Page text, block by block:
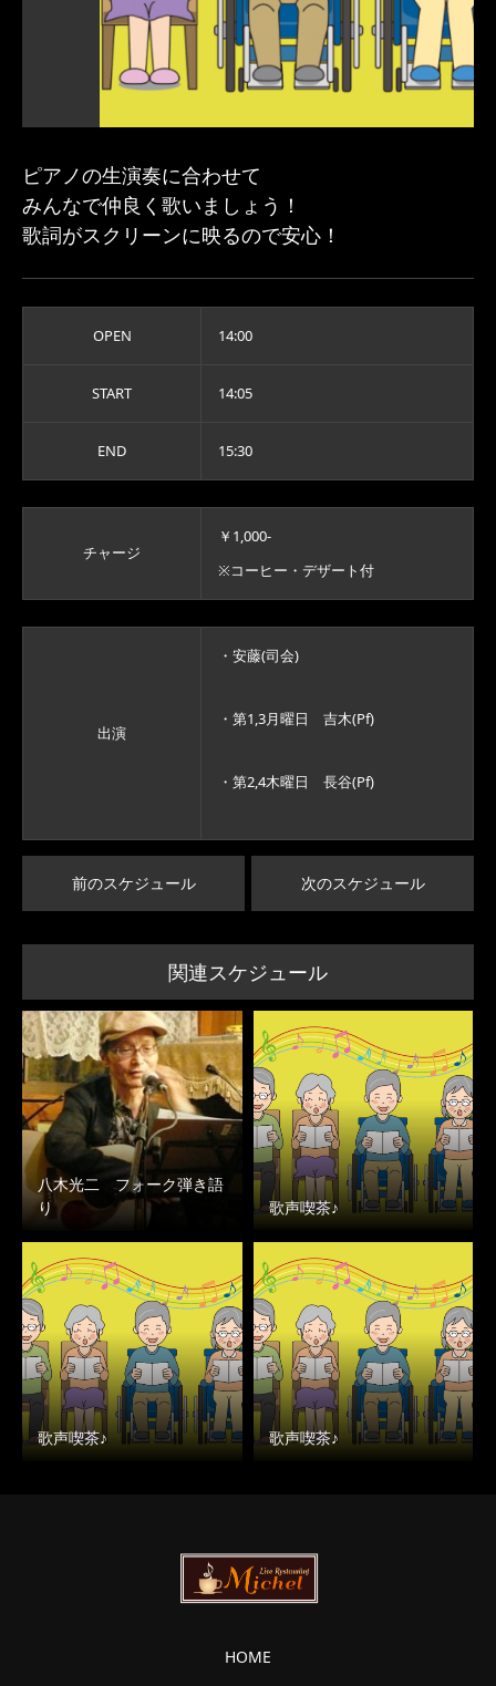
ピアノの生演奏に合わせて
みんなで仲良く歌いましょう！
歌詞がスクリーンに映るので安心！
OPEN 14:00
START 14:05
END 15:30
チャージ
￥1,000-
※コーヒー・デザート付
出演
・安藤(司会)
・第1,3月曜日 吉木(Pf)
・第2,4木曜日 長谷(Pf)
前のスケジュール 次のスケジュール
関連スケジュール
八木光二 フォーク弾き語
り
歌声喫茶♪
歌声喫茶♪ 歌声喫茶♪
HOME